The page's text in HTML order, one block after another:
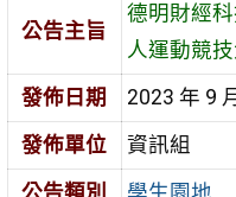
公告主旨
德明財經科
人運動競
發佈日期
2023 年 9
發佈單位
資訊組